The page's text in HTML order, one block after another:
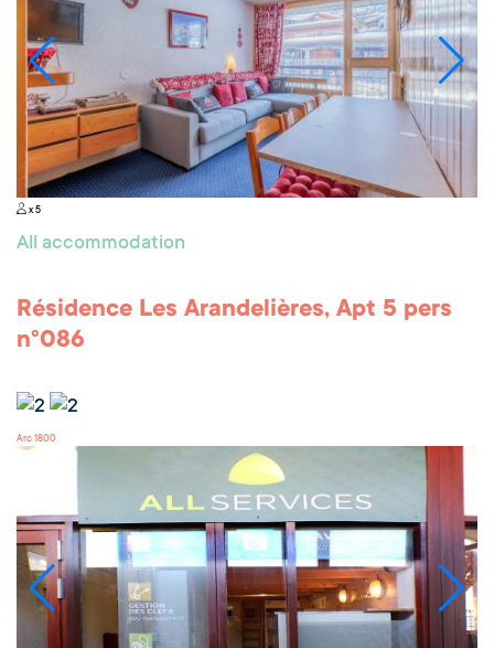
x 5
All accommodation
Résidence Les Arandelières, Apt 5 pers
n°086
Arc 1800